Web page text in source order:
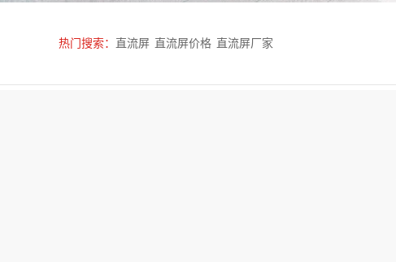
热门搜索： 直流屏 直流屏价格 直流屏厂家